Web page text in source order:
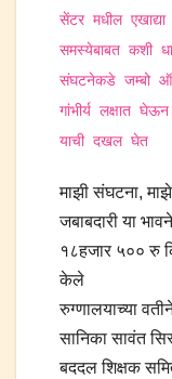
सेंटर मधील
समस्येबाबत कशी
संघटनेकडे जम्बो
गांभीर्य लक्षात
याची दखल घेत
माझी संघटना,
जबाबदारी या
१८हजार ५०० रु
केले
रुग्णालयाच्या
सानिका सावंत
बददल शिक्षक